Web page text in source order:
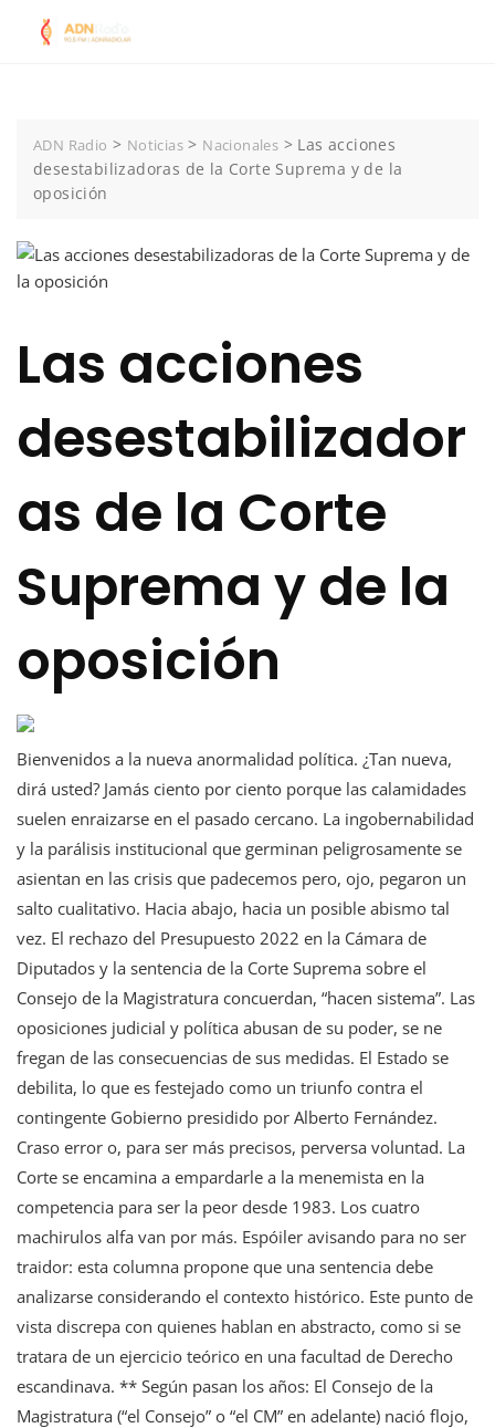
ADN Radio > Noticias > Nacionales > Las acciones
desestabilizadoras de la Corte Suprema y de la
oposición
Las acciones
desestabilizador
as de la Corte
Suprema y de la
oposición
Bienvenidos a la nueva anormalidad política. ¿Tan nueva,
dirá usted? Jamás ciento por ciento porque las calamidades
suelen enraizarse en el pasado cercano. La ingobernabilidad
y la parálisis institucional que germinan peligrosamente se
asientan en las crisis que padecemos pero, ojo, pegaron un
salto cualitativo. Hacia abajo, hacia un posible abismo tal
vez. El rechazo del Presupuesto 2022 en la Cámara de
Diputados y la sentencia de la Corte Suprema sobre el
Consejo de la Magistratura concuerdan, “hacen sistema”. Las
oposiciones judicial y política abusan de su poder, se ne
fregan de las consecuencias de sus medidas. El Estado se
debilita, lo que es festejado como un triunfo contra el
contingente Gobierno presidido por Alberto Fernández.
Craso error o, para ser más precisos, perversa voluntad. La
Corte se encamina a empardarle a la menemista en la
competencia para ser la peor desde 1983. Los cuatro
machirulos alfa van por más. Espóiler avisando para no ser
traidor: esta columna propone que una sentencia debe
analizarse considerando el contexto histórico. Este punto de
vista discrepa con quienes hablan en abstracto, como si se
tratara de un ejercicio teórico en una facultad de Derecho
escandinava. ** Según pasan los años: El Consejo de la
Magistratura (“el Consejo” o “el CM” en adelante) nació flojo,